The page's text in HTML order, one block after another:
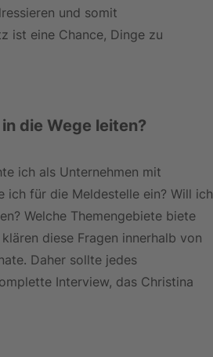
und somit
ist eine Chance, Dinge zu
die Wege leiten?
ich als Unternehmen mit
ich für die Meldestelle ein? Will ich
Welche Themengebiete biete
diese Fragen innerhalb von
Daher sollte jedes
Interview, das Christina